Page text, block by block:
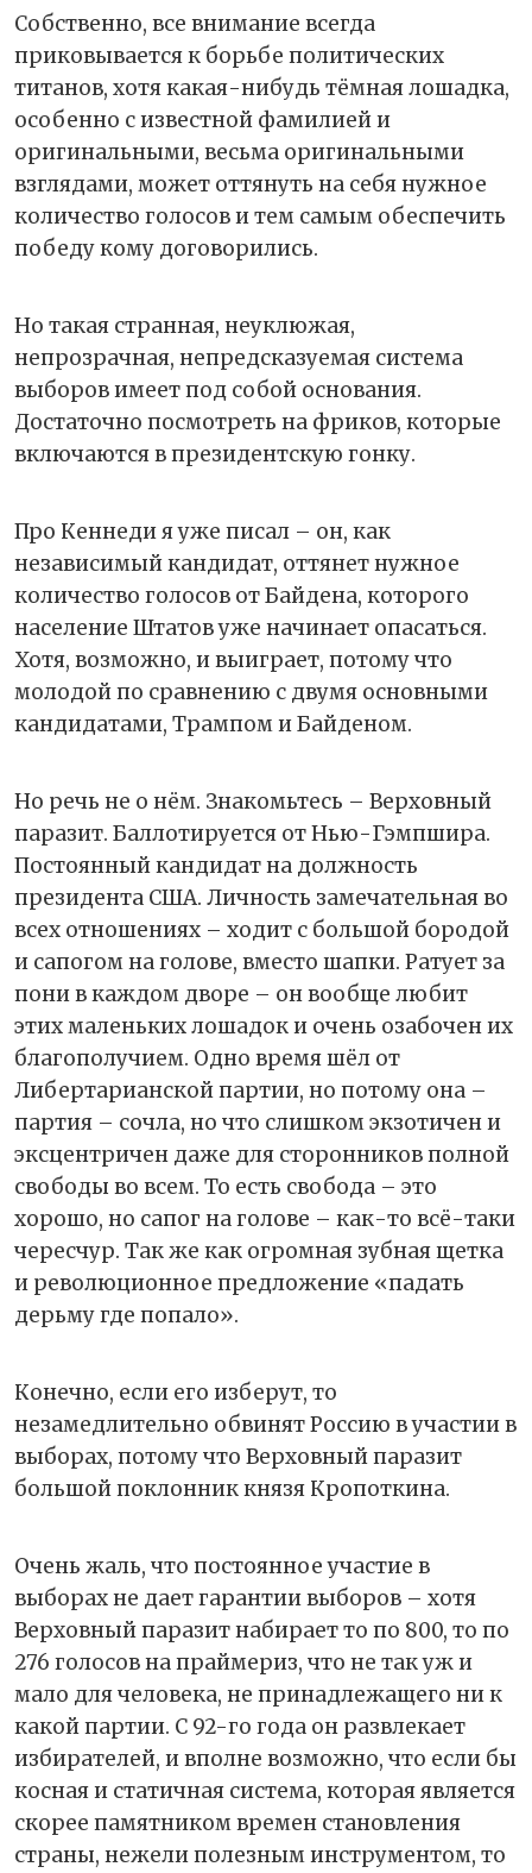
Собственно, все внимание всегда
приковывается к борьбе политических
титанов, хотя какая-нибудь тёмная лошадка,
особенно с известной фамилией и
оригинальными, весьма оригинальными
взглядами, может оттянуть на себя нужное
количество голосов и тем самым обеспечить
победу кому договорились.
Но такая странная, неуклюжая,
непрозрачная, непредсказуемая система
выборов имеет под собой основания.
Достаточно посмотреть на фриков, которые
включаются в президентскую гонку.
Про Кеннеди я уже писал – он, как
независимый кандидат, оттянет нужное
количество голосов от Байдена, которого
население Штатов уже начинает опасаться.
Хотя, возможно, и выиграет, потому что
молодой по сравнению с двумя основными
кандидатами, Трампом и Байденом.
Но речь не о нём. Знакомьтесь – Верховный
паразит. Баллотируется от Нью-Гэмпшира.
Постоянный кандидат на должность
президента США. Личность замечательная во
всех отношениях – ходит с большой бородой
и сапогом на голове, вместо шапки. Ратует за
пони в каждом дворе – он вообще любит
этих маленьких лошадок и очень озабочен их
благополучием. Одно время шёл от
Либертарианской партии, но потому она –
партия – сочла, но что слишком экзотичен и
эксцентричен даже для сторонников полной
свободы во всем. То есть свобода – это
хорошо, но сапог на голове – как-то всё-таки
чересчур. Так же как огромная зубная щетка
и революционное предложение «падать
дерьму где попало».
Конечно, если его изберут, то
незамедлительно обвинят Россию в участии в
выборах, потому что Верховный паразит
большой поклонник князя Кропоткина.
Очень жаль, что постоянное участие в
выборах не дает гарантии выборов – хотя
Верховный паразит набирает то по 800, то по
276 голосов на праймериз, что не так уж и
мало для человека, не принадлежащего ни к
какой партии. С 92-го года он развлекает
избирателей, и вполне возможно, что если бы
косная и статичная система, которая является
скорее памятником времен становления
страны, нежели полезным инструментом, то